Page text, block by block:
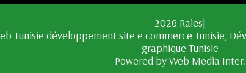
2026 Raies|
Powered by Web Media Inter.